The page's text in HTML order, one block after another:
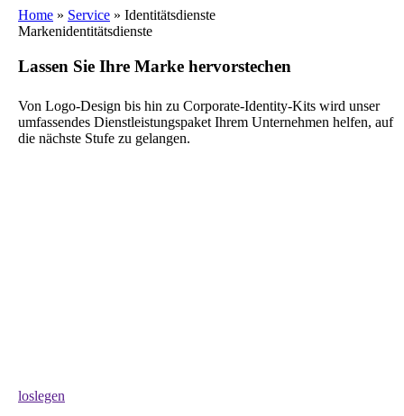
Home » Service » Identitätsdienste
Markenidentitätsdienste
Lassen Sie Ihre Marke hervorstechen
Von Logo-Design bis hin zu Corporate-Identity-Kits wird unser
umfassendes Dienstleistungspaket Ihrem Unternehmen helfen, auf
die nächste Stufe zu gelangen.
loslegen